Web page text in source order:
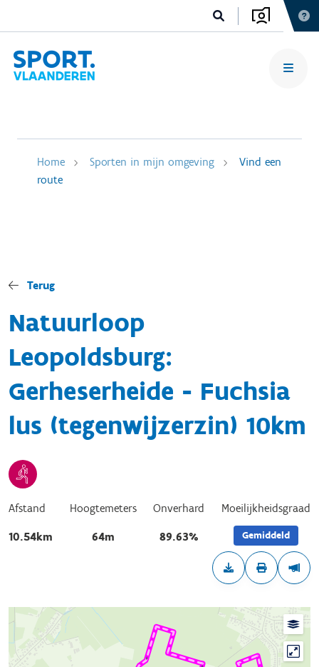
Home Sporten in mijn omgeving
Vind een
route
Terug
Natuurloop
Leopoldsburg:
Gerheserheide - Fuchsia
lus (tegenwijzerzin) 10km
Afstand
10.54km
Hoogtemeters
64m
Onverhard
89.63%
Moeilijkheidsgraad
Gemiddeld